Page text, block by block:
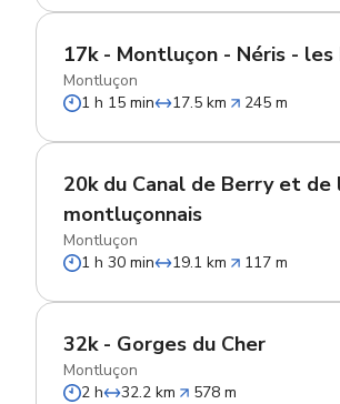
17k - Montluçon - Néris - les
Montluçon
1 h 15 min
17.5 km 245 m
20k du Canal de Berry et
montluçonnais
Montluçon
1 h 30 min
19.1 km 117 m
32k - Gorges du Cher
Montluçon
2 h
32.2 km 578 m